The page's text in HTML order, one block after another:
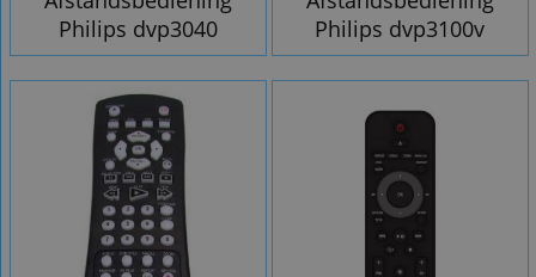
Philips dvp3040
Philips dvp3100v